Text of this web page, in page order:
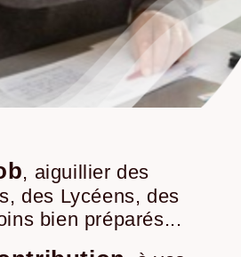
, aiguillier des
des Lycéens, des
bien préparés...